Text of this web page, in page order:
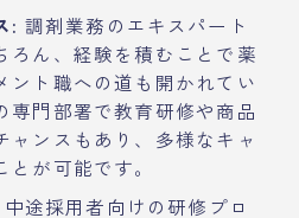
: 調剤業務のエキスパート
ろん、経験を積むことで薬
ント職への道も開かれてい
専門部署で教育研修や商品
ャンスもあり、多様なキャ
とが可能です。
中途採用者向けの研修プロ